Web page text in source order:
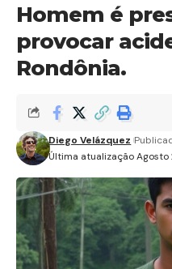
Homem é
provocar
Rondônia.
Última atualização Agosto
Diego Velázquez